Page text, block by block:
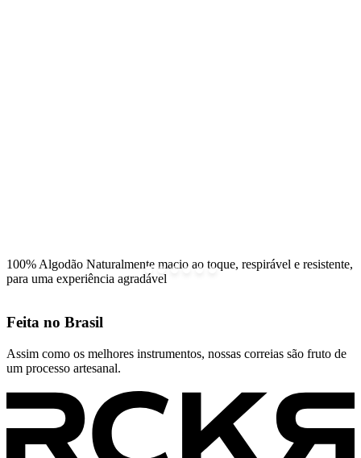
100% Algodão Naturalmente macio ao toque, respirável e resistente,
para uma experiência agradável
Feita no Brasil
Assim como os melhores instrumentos, nossas correias são fruto de
um processo artesanal.